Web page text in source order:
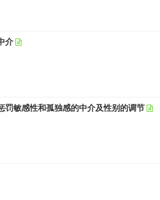
介
罚敏感性和孤独感的中介及性别的调节